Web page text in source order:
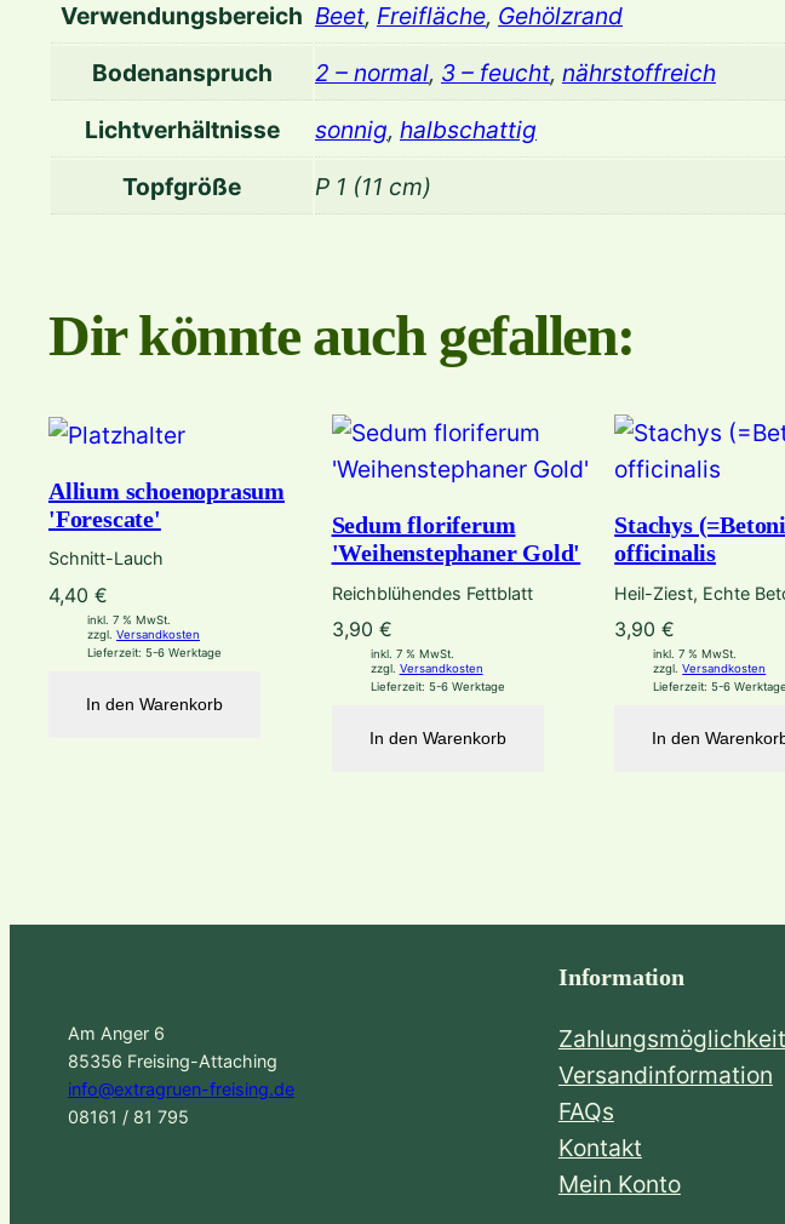
o
l
e
Verwendungsbereich Beet, Freifläche, Gehölzrand
Bodenanspruch
2 – normal, 3 – feucht, nährstoffreich
Lichtverhältnisse
sonnig, halbschattig
Topfgröße
P 1 (11 cm)
Dir könnte auch gefallen:
Allium schoenoprasum
'Forescate'
Schnitt-Lauch
4,40 €
inkl. 7 % MwSt.
zzgl. Versandkosten
Lieferzeit: 5-6 Werktage
In den Warenkorb
Sedum floriferum
'Weihenstephaner Gold'
Reichblühendes Fettblatt
3,90 €
inkl. 7 % MwSt.
zzgl. Versandkosten
Lieferzeit: 5-6 Werktage
In den Warenkorb
Stachys
officinalis
Heil-Ziest, Echte
3,90€
inkl. 7 % MwSt.
zzgl.Versandkosten
Lieferzeit:5-6 Werktage
In den
Am Anger 6
85356 Freising-Attaching
info@extragruen-freising.de
08161 / 81 795
Information
Versandinformation
FAQs
Kontakt
Mein Konto